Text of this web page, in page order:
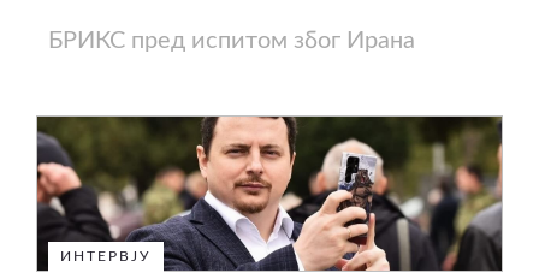
БРИКС пред испитом због Ирана
ИНТЕРВЈУ